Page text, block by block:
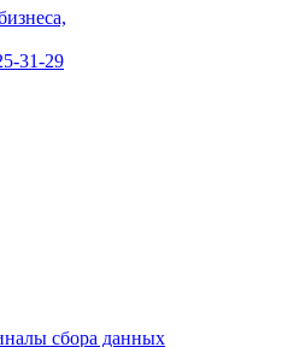
31-29
сбора данных